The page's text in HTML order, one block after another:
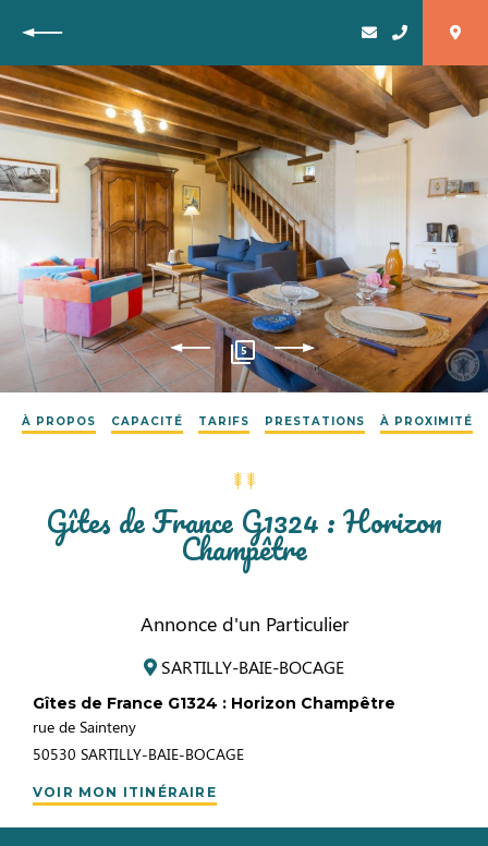
Retour
5
À PROPOS CAPACITÉ TARIFS PRESTATIONS À PROXIMITÉ
Gîtes de France G1324 : Horizon
Champêtre
Annonce d'un Particulier
SARTILLY-BAIE-BOCAGE
Gîtes de France G1324 : Horizon Champêtre
rue de Sainteny
50530 SARTILLY-BAIE-BOCAGE
VOIR MON ITINÉRAIRE